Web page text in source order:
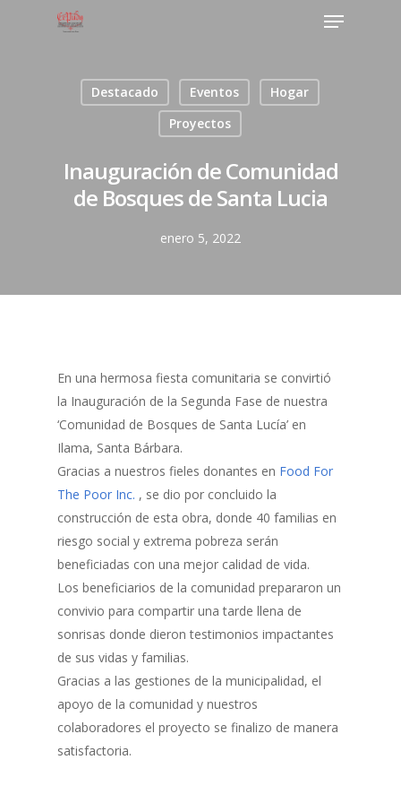
Destacado Eventos
Hogar
Proyectos
Inauguración de Comunidad
de Bosques de Santa Lucia
enero 5, 2022
En una hermosa fiesta comunitaria se convirtió
la Inauguración de la Segunda Fase de nuestra
‘Comunidad de Bosques de Santa Lucía’ en
Ilama, Santa Bárbara.
Gracias a nuestros fieles donantes en Food For
The Poor Inc. , se dio por concluido la
construcción de esta obra, donde 40 familias en
riesgo social y extrema pobreza serán
beneficiadas con una mejor calidad de vida.
Los beneficiarios de la comunidad prepararon un
convivio para compartir una tarde llena de
sonrisas donde dieron testimonios impactantes
de sus vidas y familias.
Gracias a las gestiones de la municipalidad, el
apoyo de la comunidad y nuestros
colaboradores el proyecto se finalizo de manera
satisfactoria.
Inicio
Quienes Somos
Programas
Adopta un Abuelo
Contacto